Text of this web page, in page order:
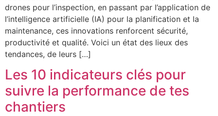
drones pour l’inspection, en passant par l’application de
l’intelligence artificielle (IA) pour la planification et la
maintenance, ces innovations renforcent sécurité,
productivité et qualité. Voici un état des lieux des
tendances, de leurs […]
Les 10 indicateurs clés pour
suivre la performance de tes
chantiers